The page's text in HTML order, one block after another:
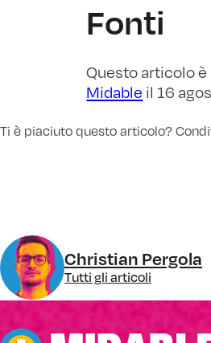
Fonti
Questo articolo
Midable il 16
Christian Pergola
Tutti gli articoli